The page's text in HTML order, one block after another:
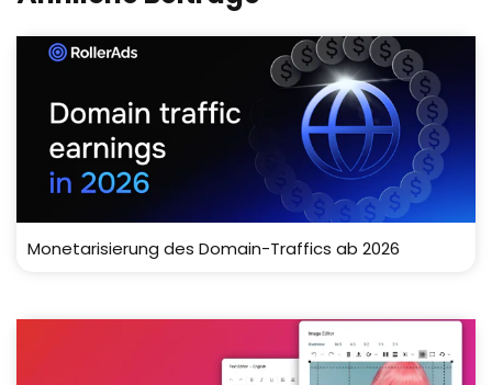
Monetarisierung des Domain-Traffics ab 2026